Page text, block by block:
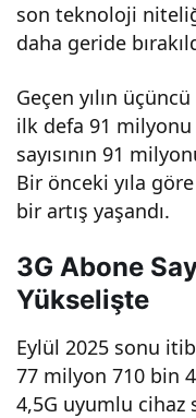
son teknoloji
daha geride
Geçen yılın
ilk defa 91
sayısının 91
Bir önceki yıla
bir artış yaşandı.
3G Abone
Yükselişte
Eylül 2025 sonu
77 milyon 710 bin
4,5G uyumlu cihaz